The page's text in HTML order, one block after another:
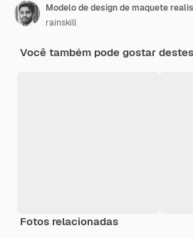
Modelo de design de maquete
rainskill
Você também pode gostar
Fotos relacionadas